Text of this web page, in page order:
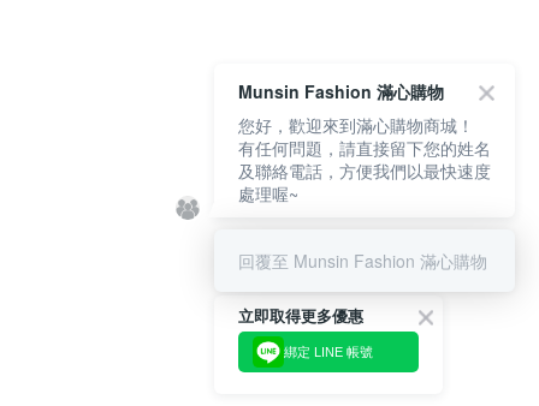
立即取得更多優惠
綁定 LINE 帳號
Munsin Fashion 滿心購物
您好，歡迎來到滿心購物商城！
有任何問題，請直接留下您的姓名
及聯絡電話，方便我們以最快速度
處理喔~
回覆至 Munsin Fashion 滿心購物